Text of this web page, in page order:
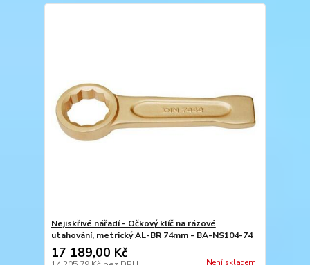
Nejiskřivé nářadí - Očkový klíč na rázové
utahování, metrický AL-BR 74mm - BA-NS104-74
17 189,00 Kč
Není skladem